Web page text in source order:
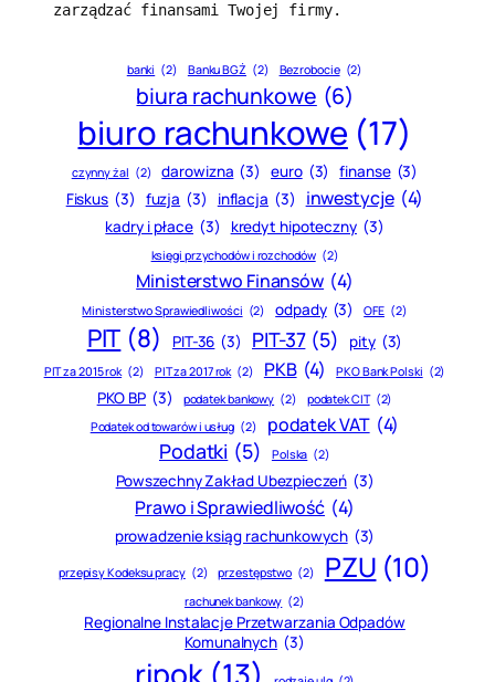
zarządzać finansami Twojej firmy.
banki (2) Banku BGŻ (2) Bezrobocie (2)
biura rachunkowe (6)
biuro rachunkowe (17)
czynny żal (2) darowizna (3) euro (3) finanse (3)
Fiskus (3) fuzja (3) inflacja (3) inwestycje (4)
kadry i płace (3) kredyt hipoteczny (3)
księgi przychodów i rozchodów (2)
Ministerstwo Finansów (4)
Ministerstwo Sprawiedliwości (2) odpady (3) OFE (2)
PIT (8) PIT-36 (3) PIT-37 (5) pity (3)
PIT za 2015 rok (2) PIT za 2017 rok (2) PKB (4) PKO Bank Polski (2)
PKO BP (3) podatek bankowy (2) podatek CIT (2)
Podatek od towarów i usług (2) podatek VAT (4)
Podatki (5) Polska (2)
Powszechny Zakład Ubezpieczeń (3)
Prawo i Sprawiedliwość (4)
prowadzenie ksiąg rachunkowych (3)
przepisy Kodeksu pracy (2) przestępstwo (2) PZU (10)
rachunek bankowy (2)
Regionalne Instalacje Przetwarzania Odpadów
Komunalnych (3)